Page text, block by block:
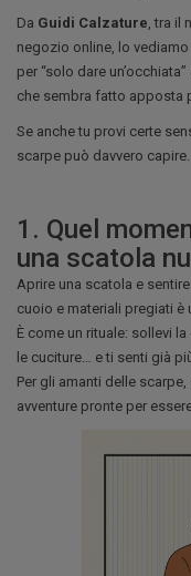
Da Guidi Calzature , tra il
negozio online, lo
per “solo dare
che sembra fatto apposta
Se anche tu provi certe
scarpe può davvero capire.
1. Quel
una scatola
Aprire una scatola e
cuoio e materiali pregiati è
È come un rituale: sollevi
le cuciture… e ti senti già
Per gli amanti delle
avventure pronte per